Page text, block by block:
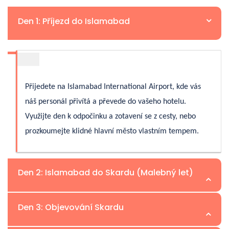
Den 1: Příjezd do Islamabad
Přijedete na Islamabad International Airport, kde vás
náš personál přivítá a převede do vašeho hotelu.
Využijte den k odpočinku a zotavení se z cesty, nebo
prozkoumejte klidné hlavní město vlastním tempem.
Den 2: Islamabad do Skardu (Malebný let)
Den 3: Objevování Skardu